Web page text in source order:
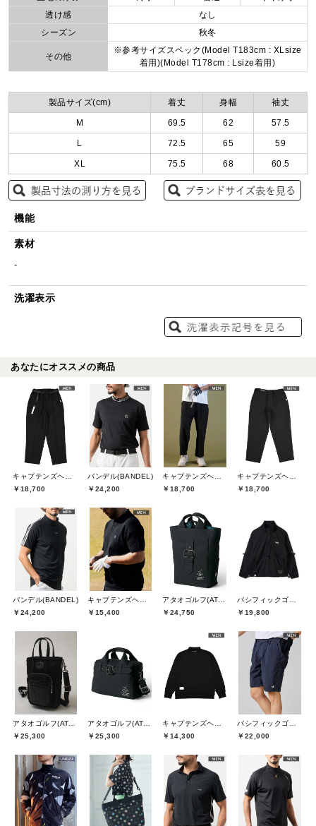
透け感
なし
シーズン
秋冬
その他
※参考サイズスペック(Model T183cm : XLsize
着用)(Model T178cm : Lsize着用)
製品サイズ(cm) 着丈 身幅 袖丈
M 69.5 62 57.5
L 72.5 65 59
XL 75.5 68 60.5
機能
素材
-
洗濯表示
あなたにオススメの商品
￥18,700
バンデル(BANDEL)
￥24,200
￥18,700
￥18,700
バンデル(BANDEL)
￥24,200
￥15,400
アタオゴルフ(ATAOGOLF)
￥24,750
￥19,800
アタオゴルフ(ATAOGOLF)
￥25,300
アタオゴルフ(ATAOGOLF)
￥25,300
￥14,300
￥22,000